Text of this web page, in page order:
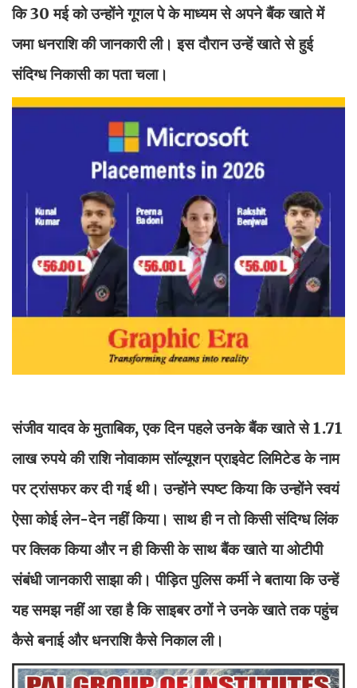
कि 30 मई को उन्होंने गूगल पे के माध्यम से अपने बैंक खाते में
जमा धनराशि की जानकारी ली। इस दौरान उन्हें खाते से हुई
संदिग्ध निकासी का पता चला।
संजीव यादव के मुताबिक, एक दिन पहले उनके बैंक खाते से 1.71
लाख रुपये की राशि नोवाकाम सॉल्यूशन प्राइवेट लिमिटेड के नाम
पर ट्रांसफर कर दी गई थी। उन्होंने स्पष्ट किया कि उन्होंने स्वयं
ऐसा कोई लेन-देन नहीं किया। साथ ही न तो किसी संदिग्ध लिंक
पर क्लिक किया और न ही किसी के साथ बैंक खाते या ओटीपी
संबंधी जानकारी साझा की। पीड़ित पुलिस कर्मी ने बताया कि उन्हें
यह समझ नहीं आ रहा है कि साइबर ठगों ने उनके खाते तक पहुंच
कैसे बनाई और धनराशि कैसे निकाल ली।